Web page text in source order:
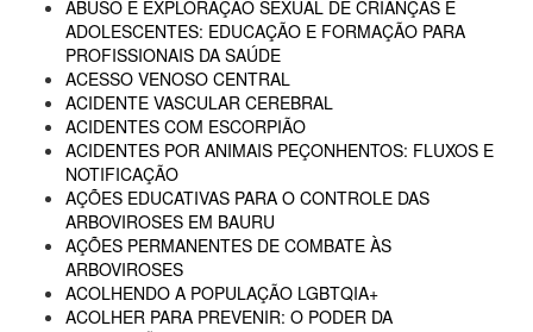
ABUSO E EXPLORAÇÃO SEXUAL DE CRIANÇAS E
ADOLESCENTES: EDUCAÇÃO E FORMAÇÃO PARA
PROFISSIONAIS DA SAÚDE
ACESSO VENOSO CENTRAL
ACIDENTE VASCULAR CEREBRAL
ACIDENTES COM ESCORPIÃO
ACIDENTES POR ANIMAIS PEÇONHENTOS: FLUXOS E
NOTIFICAÇÃO
AÇÕES EDUCATIVAS PARA O CONTROLE DAS
ARBOVIROSES EM BAURU
AÇÕES PERMANENTES DE COMBATE ÀS
ARBOVIROSES
ACOLHENDO A POPULAÇÃO LGBTQIA+
ACOLHER PARA PREVENIR: O PODER DA